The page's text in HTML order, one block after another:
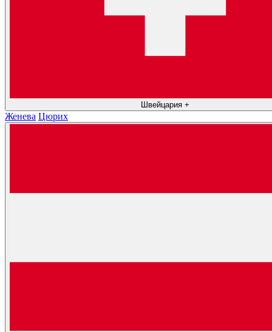
Швейцария +
Женева Цюрих